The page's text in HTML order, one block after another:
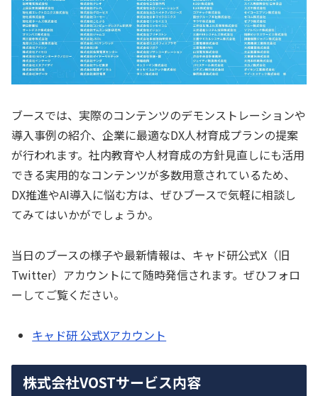
ブースでは、実際のコンテンツのデモンストレーションや
導入事例の紹介、企業に最適なDX人材育成プランの提案
が行われます。社内教育や人材育成の方針見直しにも活用
できる実用的なコンテンツが多数用意されているため、
DX推進やAI導入に悩む方は、ぜひブースで気軽に相談し
てみてはいかがでしょうか。
当日のブースの様子や最新情報は、キャド研公式X（旧
Twitter）アカウントにて随時発信されます。ぜひフォロ
ーしてご覧ください。
キャド研 公式Xアカウント
株式会社VOSTサービス内容